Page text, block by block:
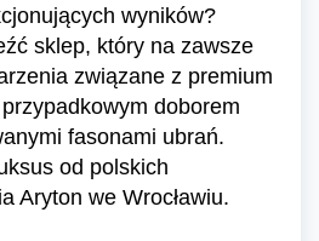
wyników?
sklep, który na zawsze
związane z premium
doborem
fasonami ubrań.
od polskich
Aryton we Wrocławiu.